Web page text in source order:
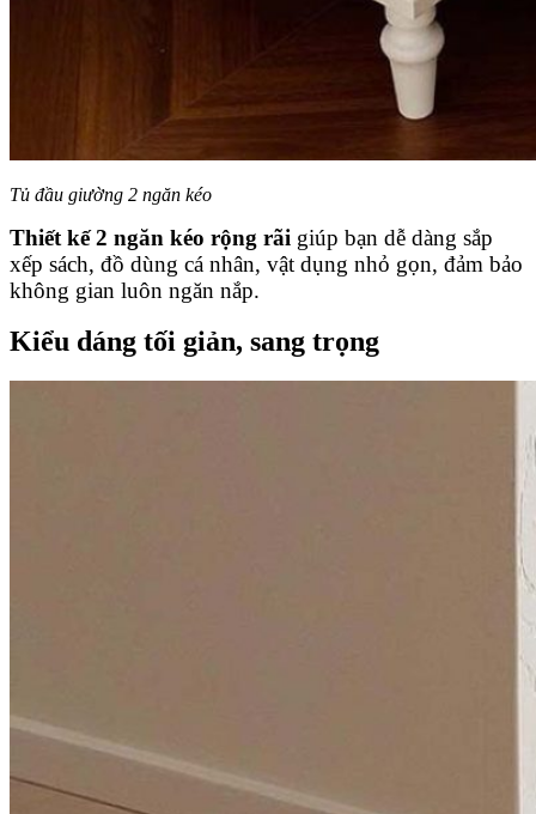
Tủ đầu giường 2 ngăn kéo
Thiết kế 2 ngăn kéo rộng rãi giúp bạn dễ dàng sắp
xếp sách, đồ dùng cá nhân, vật dụng nhỏ gọn, đảm bảo
không gian luôn ngăn nắp.
Kiểu dáng tối giản, sang trọng